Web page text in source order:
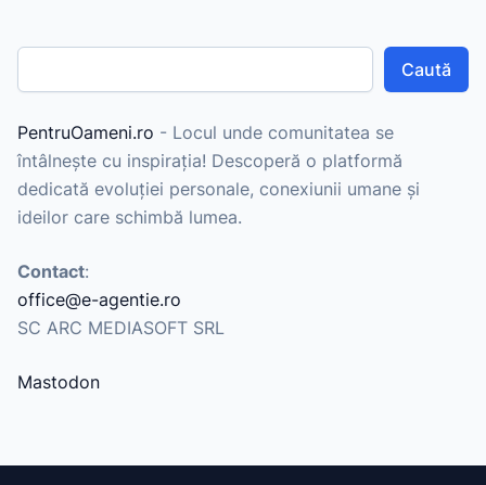
Caută
PentruOameni.ro - Locul unde comunitatea se
întâlnește cu inspirația! Descoperă o platformă
dedicată evoluției personale, conexiunii umane și
ideilor care schimbă lumea.
Contact:
office@e-agentie.ro
SC ARC MEDIASOFT SRL
Mastodon